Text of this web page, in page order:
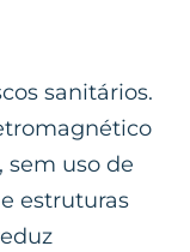
sanitários.
sem uso de
estruturas